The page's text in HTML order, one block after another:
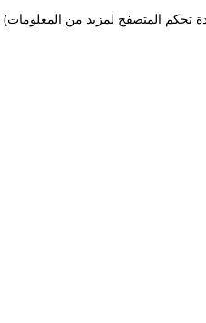
تحكم المتصفح لمزيد من المعلومات)